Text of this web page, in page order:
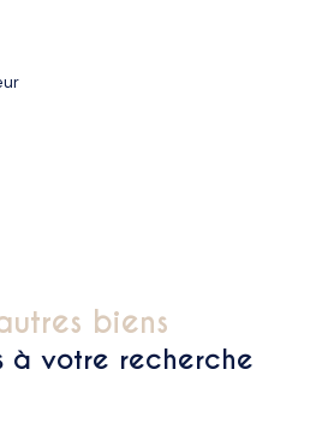
biens
à votre recherche